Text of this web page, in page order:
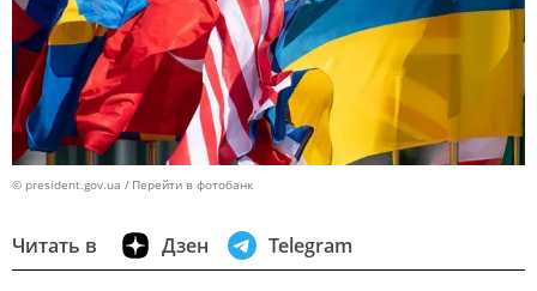
© president.gov.ua Перейти в фотобанк
Читать в Дзен Telegram